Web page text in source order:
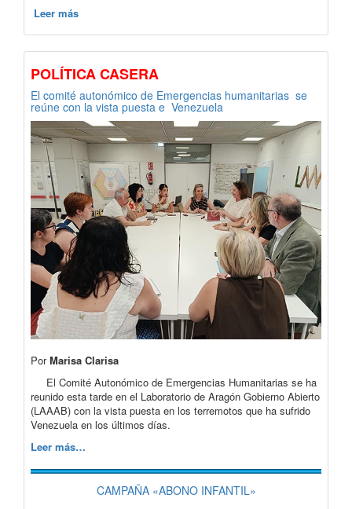
Leer más
POLÍTICA CASERA
El comité autonómico de Emergencias humanitarias se
reúne con la vista puesta e Venezuela
PorMarisa Clarisa
El Comité Autonómico de Emergencias Humanitarias se ha
reunido esta tarde en el Laboratorio de Aragón Gobierno Abierto
(LAAAB) con la vista puesta en los terremotos que ha sufrido
Venezuela en los últimos días.
Leer más…
CAMPAÑA «ABONO INFANTIL»